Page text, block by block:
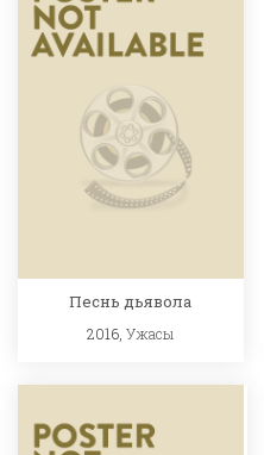
Песнь дьявола
2016,Ужасы